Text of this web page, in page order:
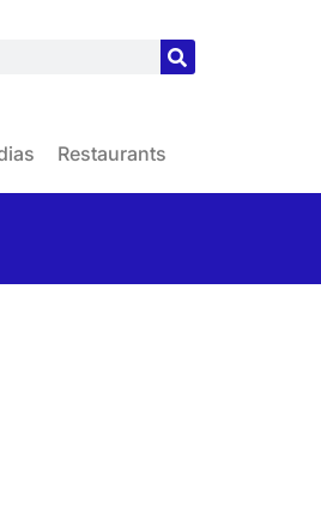
Restaurants